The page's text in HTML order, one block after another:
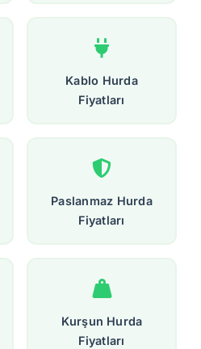
Kablo Hurda
Fiyatları
Paslanmaz Hurda
Fiyatları
Kurşun Hurda
Fiyatları